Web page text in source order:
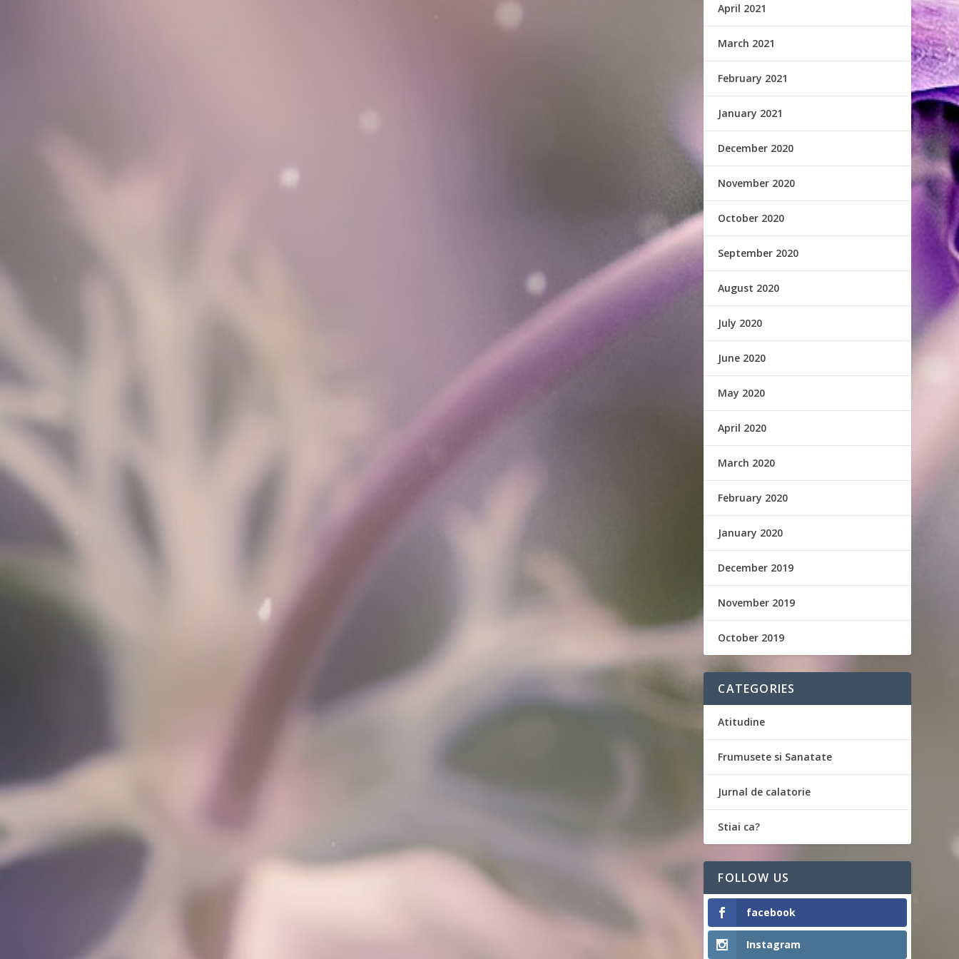
April 2021
March 2021
February 2021
January 2021
December 2020
November 2020
October 2020
September 2020
August 2020
July 2020
June 2020
May 2020
April 2020
March 2020
February 2020
January 2020
December 2019
November 2019
October 2019
CATEGORIES
Atitudine
Frumusete si Sanatate
Jurnal de calatorie
Stiai ca?
FOLLOW US
facebook
Instagram